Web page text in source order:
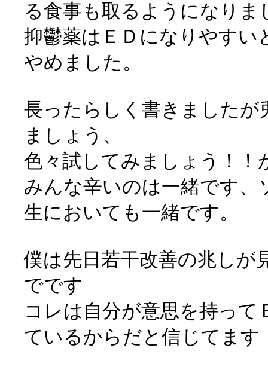
る食事も取るようになりま
抑鬱薬はＥＤになりやすい
やめました。
長ったらしく書きましたが
ましょう、
色々試してみましょう！！
みんな辛いのは一緒です、
生においても一緒です。
僕は先日若干改善の兆しが
でです
コレは自分が意思を持っ
ているからだと信じてます